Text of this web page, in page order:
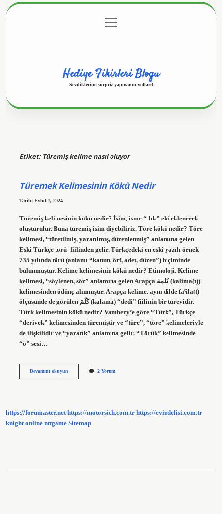
Gizlilik Politikası
menüyü
aç
Hediye Fikirleri Blogu
Sevdiklerine sürpriz yapmanın yolları!
Etiket: Türemiş kelime nasıl oluyor
Türemek Kelimesinin Kökü Nedir
Tarih: Eylül 7, 2024
Türemiş kelimesinin kökü nedir? İsim, isme “-lık” eki eklenerek
oluşturulur. Buna türemiş isim diyebiliriz. Töre kökü nedir? Töre
kelimesi, “türetilmiş, yaratılmış, düzenlenmiş” anlamına gelen
Eski Türkçe törü- fiilinden gelir. Türkçedeki en eski yazılı örnek
735 yılında törü (anlamı “kanun, örf, adet, düzen”) biçiminde
bulunmuştur. Kelime kelimesinin kökü nedir? Etimoloji. Kelime
kelimesi, “söylenen, söz” anlamına gelen Arapça كلمة (kalima(t))
kelimesinden ödünç alınmıştır. Arapça kelime, aynı dilde faˁila(t)
ölçüsünde de görülen كَلَمَ (kalama) “dedi” fiilinin bir türevidir.
Türk kelimesinin kökü nedir? Vambery’e göre “Türk”, Türkçe
“derivek” kelimesinden türemiştir ve “türe”, “töre” kelimeleriyle
de ilişkilidir ve “yaratık” anlamına gelir. “Törük” kelimesinde
“ö” sesi…
Devamını okuyunTüremek
2 Yorum
https://forumaster.net https://motorsich.com.tr https://evindelisi.com.tr
knight online nttgame Sitemap